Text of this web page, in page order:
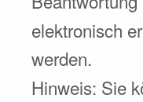
elektronisch
werden.
Hinweis: Sie